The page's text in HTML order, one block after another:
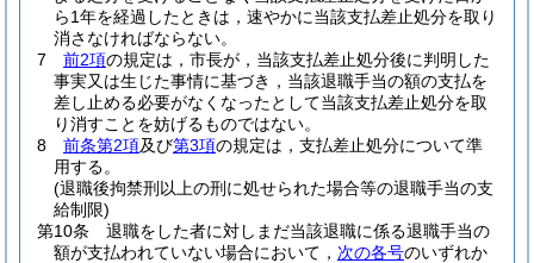
ら1年を経過したときは，速やかに当該支払差止処分を取り
消さなければならない。
7
前2項の規定は，市長が，当該支払差止処分後に判明した
事実又は生じた事情に基づき，当該退職手当の額の支払を
差し止める必要がなくなったとして当該支払差止処分を取
り消すことを妨げるものではない。
8
前条第2項及び第3項の規定は，支払差止処分について準
用する。
(退職後拘禁刑以上の刑に処せられた場合等の退職手当の支
給制限)
第10条
退職をした者に対しまだ当該退職に係る退職手当の
額が支払われていない場合において， 次の各号のいずれか